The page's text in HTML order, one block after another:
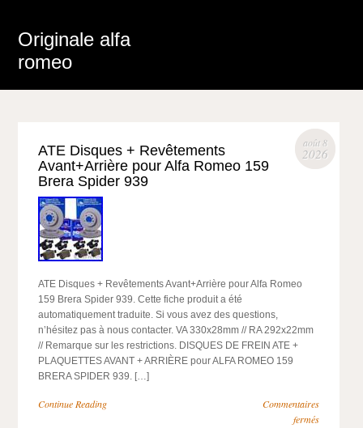
Originale alfa
romeo
août 8
2026
ATE Disques + Revêtements
Avant+Arrière pour Alfa Romeo 159
Brera Spider 939
ATE Disques + Revêtements Avant+Arrière pour Alfa Romeo
159 Brera Spider 939. Cette fiche produit a été
automatiquement traduite. Si vous avez des questions,
n’hésitez pas à nous contacter. VA 330x28mm // RA 292x22mm
// Remarque sur les restrictions. DISQUES DE FREIN ATE +
PLAQUETTES AVANT + ARRIÈRE pour ALFA ROMEO 159
BRERA SPIDER 939. […]
Continue Reading
Commentaires
fermés